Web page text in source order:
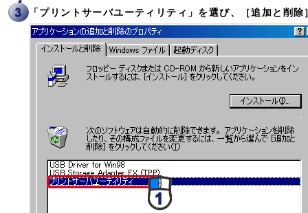
「プリントサーバユーティリティ」を選び、［追加と削